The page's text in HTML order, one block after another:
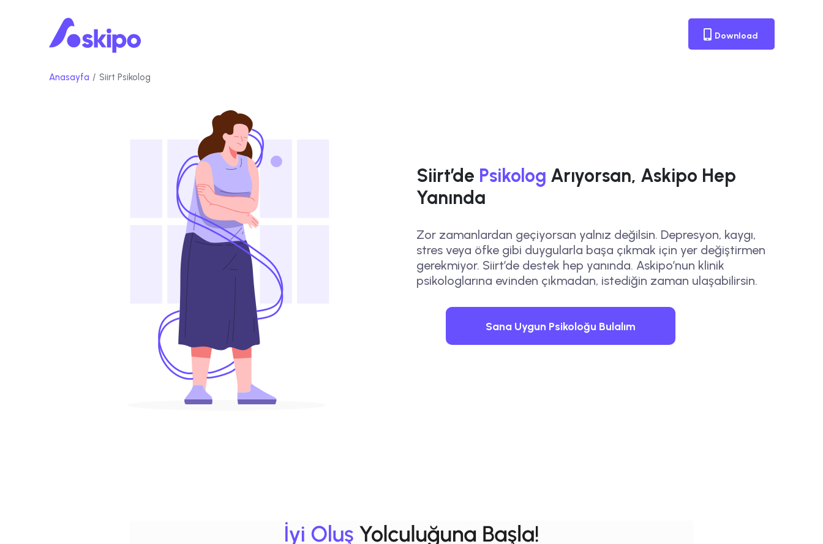
Download
Anasayfa Siirt Psikolog
Siirt’de Psikolog Arıyorsan, Askipo Hep
Yanında
Zor zamanlardan geçiyorsan yalnız değilsin. Depresyon, kaygı,
stres veya öfke gibi duygularla başa çıkmak için yer değiştirmen
gerekmiyor. Siirt’de destek hep yanında. Askipo’nun klinik
psikologlarına evinden çıkmadan, istediğin zaman ulaşabilirsin.
Sana Uygun Psikoloğu Bulalım